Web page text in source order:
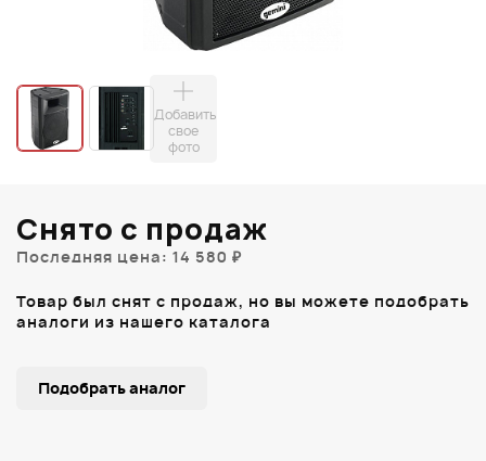
Добавить
свое
фото
Снято с продаж
Последняя цена: 14 580 ₽
Товар был снят с продаж, но вы можете подобрать
аналоги из нашего каталога
Подобрать аналог